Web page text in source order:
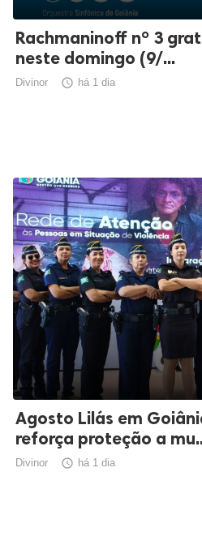
Rachmaninoff nº 3
neste domingo (9/...
Divinor  há 1 dia
Agosto Lilás em
reforça proteção a
Divinor  há 1 dia